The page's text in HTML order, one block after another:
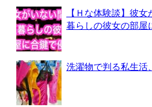
【Ｈな体験談】彼
暮らしの彼女の部屋
洗濯物で判る私生活